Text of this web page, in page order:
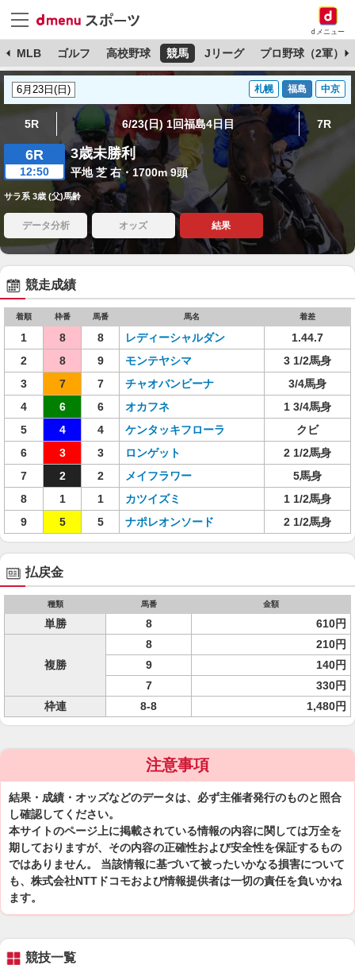
dメニュー
MLB ゴルフ 高校野球 競馬 Jリーグ プロ野球（2軍）
札幌 福島 中京
5R 6/23(日) 1回福島4日目 7R
6R
12:50
3歳未勝利
平地 芝 右・1700m 9頭
サラ系 3歳 (父)馬齢
データ分析 オッズ 結果
競走成績
着順 枠番 馬番 馬名 着差
1 8 8 レディーシャルダン
1.44.7
2
8 9 モンテヤシマ
3 1/2馬身
3
7 7 チャオバンビーナ
3/4馬身
4
6 6 オカフネ
1 3/4馬身
5
4 4 ケンタッキフローラ
クビ
6
3 3 ロンゲット
2 1/2馬身
7
2 2 メイフラワー
5馬身
8
1 1 カツイズミ
1 1/2馬身
9
5 5 ナポレオンソード 2 1/2馬身
払戻金
種類 馬番 金額
単勝 8 610円
複勝
8
210円
9
140円
7
330円
枠連
8-8 1,480円
注意事項
結果・成績・オッズなどのデータは、必ず主催者発行のものと照合
し確認してください。
本サイトのページ上に掲載されている情報の内容に関しては万全を
期しておりますが、その内容の正確性および安全性を保証するもの
ではありません。 当該情報に基づいて被ったいかなる損害について
も、株式会社NTTドコモおよび情報提供者は一切の責任を負いかね
ます。
競技一覧